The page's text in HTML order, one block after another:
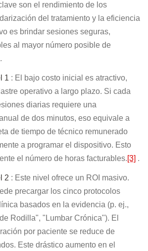
son el rendimiento de los
del tratamiento y la eficiencia
es brindar sesiones seguras,
al mayor número posible de
1 : El bajo costo inicial es atractivo,
operativo a largo plazo. Si cada
diarias requiere una
de dos minutos, eso equivale a
de tiempo de técnico remunerado
a programar el dispositivo. Esto
el número de horas facturables.[3] .
2 : Este nivel ofrece un ROI masivo.
precargar los cinco protocolos
basados ​​en la evidencia (p. ej.,
Rodilla", "Lumbar Crónica"). El
por paciente se reduce de
Este drástico aumento en el